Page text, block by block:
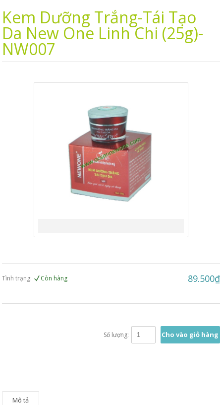
Kem Dưỡng Trắng-Tái Tạo
Da New One Linh Chi (25g)-
NW007
Tình trạng: Còn hàng 89.500₫
Cho vào giỏ hàng
Số lượng:
Mô tả